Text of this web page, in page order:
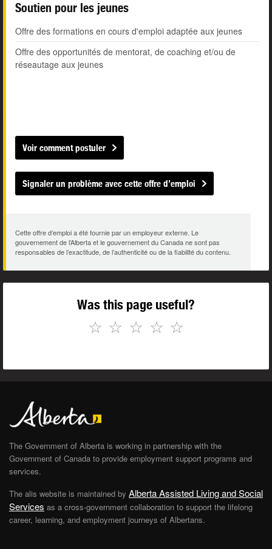
Soutien pour les jeunes
Offre des formations en cours d'emploi adaptée aux jeunes
Offre des opportunités de mentorat, de coaching et/ou de
réseautage aux jeunes
Voir comment postuler
Signaler un problème avec cette offre d’emploi
Cette offre d’emploi a été fournie par un employeur externe. Le
gouvernement de l’Alberta et le gouvernement du Canada ne sont pas
responsables de l’exactitude, de l’authenticité ou de la fiabilité du contenu.
Was this page useful?
☆
☆
☆
☆
☆
The Government of Alberta is working in partnership with the
Government of Canada to provide employment support programs and
services.
The alis website is maintained by Alberta Assisted Living and Social
Services as a cross-government collaboration to support the lifelong
career, learning, and employment journeys of Albertans.